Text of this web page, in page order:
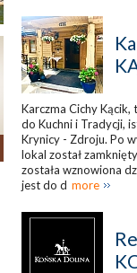
Karczma Cichy
do Kuchni i Tradycji,
Krynicy - Zdroju. Po
lokal został
została wznowiona
jest do d more